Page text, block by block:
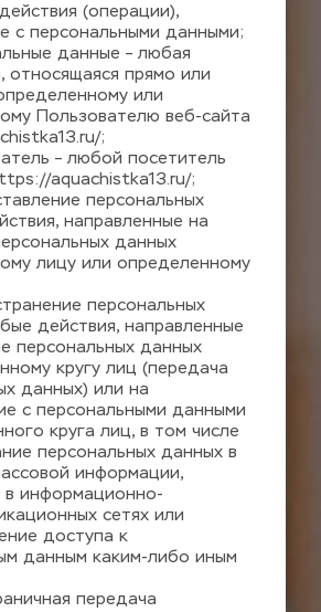
(операции),
с персональными данными;
данные – любая
относящаяся прямо или
или
;
– любой посетитель
aquachistka13.ru/;
персональных
направленные на
данных
лицу или определенному
персональных
действия, направленные
персональных данных
кругу лиц (передача
данных) или на
с персональными данными
круга лиц, в том числе
персональных данных в
информации,
в информационно-
сетях или
доступа к
данным каким-либо иным
передача